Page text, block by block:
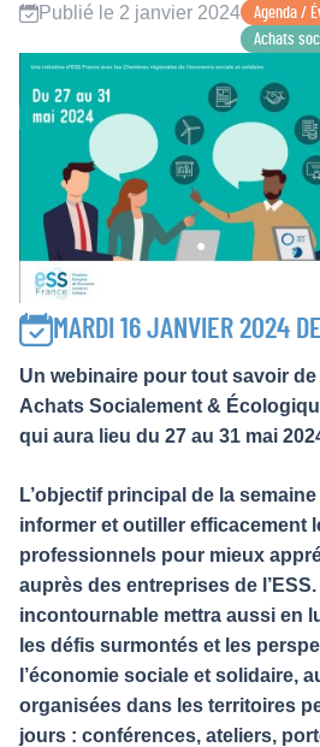
Publié le 2 janvier 2024
Agenda /
Achats
MARDI 16 JANVIER 2024
Un webinaire pour tout savoir
Achats Socialement &
qui aura lieu du 27 au 31 mai
L’objectif principal de la
informer et outiller efficacement
professionnels pour mieux
auprès des entreprises de
incontournable mettra aussi en
les défis surmontés et les
l’économie sociale et solidaire,
organisées dans les territoires
jours : conférences, ateliers,